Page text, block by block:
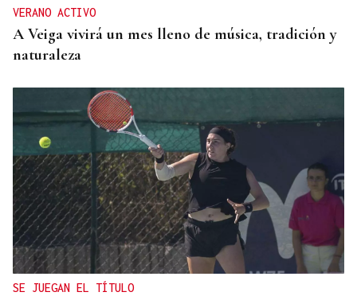
VERANO ACTIVO
A Veiga vivirá un mes lleno de música, tradición y
naturaleza
SE JUEGAN EL TÍTULO